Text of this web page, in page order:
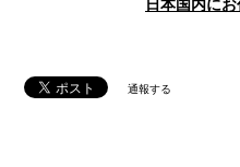
日本国内に
通報する